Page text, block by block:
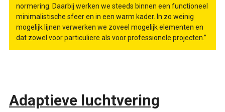
normering. Daarbij werken we steeds binnen een functioneel
minimalistische sfeer en in een warm kader. In zo weinig
mogelijk lijnen verwerken we zoveel mogelijk elementen en
dat zowel voor particuliere als voor professionele projecten.”
Adaptieve luchtvering